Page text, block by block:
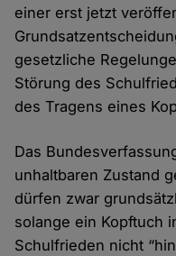
einer erst jetzt
gesetzliche
Störung des
des Tragens eines
Das
unhaltbaren Zustand
dürfen zwar
solange ein Kopftuch
Schulfrieden nicht